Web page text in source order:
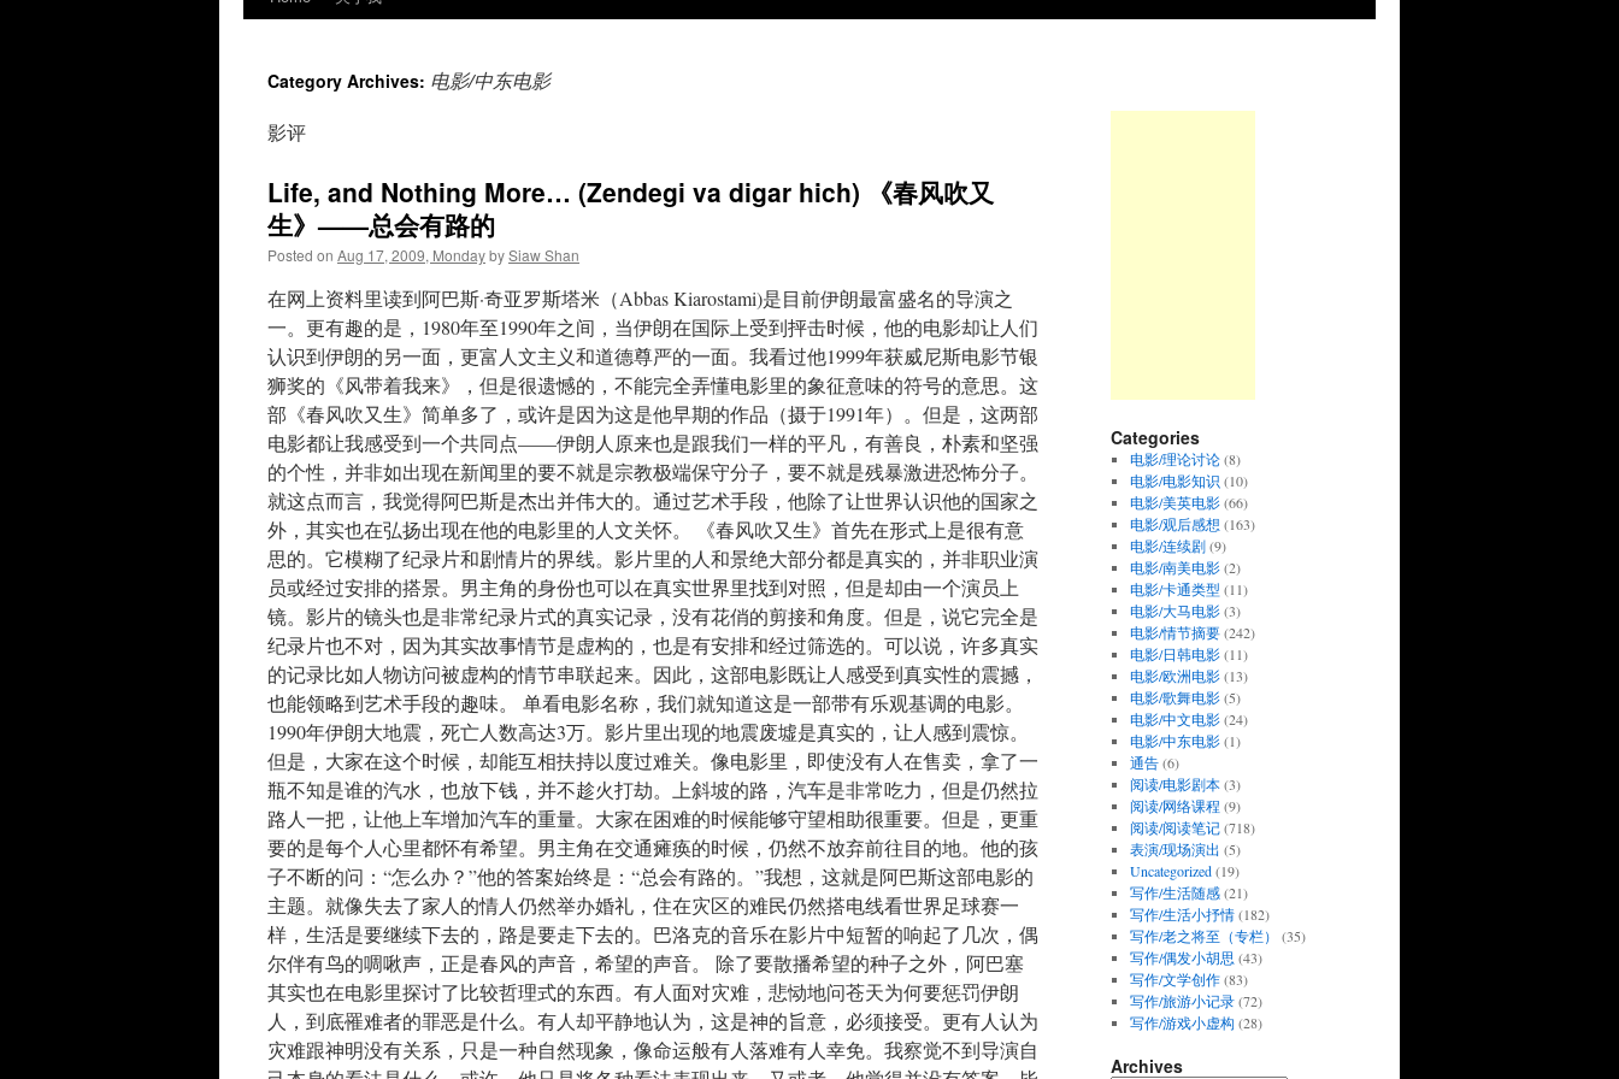
Category Archives: 电影/中东电影
影评
Life, and Nothing More… (Zendegi va digar hich) 《春风吹又
生》——总会有路的
Posted on Aug 17, 2009, MondaybySiaw Shan
在网上资料里读到阿巴斯·奇亚罗斯塔米（Abbas Kiarostami)是目前伊朗最富盛名的导演之
一。更有趣的是，1980年至1990年之间，当伊朗在国际上受到抨击时候，他的电影却让人们
认识到伊朗的另一面，更富人文主义和道德尊严的一面。我看过他1999年获威尼斯电影节银
狮奖的《风带着我来》，但是很遗憾的，不能完全弄懂电影里的象征意味的符号的意思。这
部《春风吹又生》简单多了，或许是因为这是他早期的作品（摄于1991年）。但是，这两部
电影都让我感受到一个共同点——伊朗人原来也是跟我们一样的平凡，有善良，朴素和坚强
的个性，并非如出现在新闻里的要不就是宗教极端保守分子，要不就是残暴激进恐怖分子。
就这点而言，我觉得阿巴斯是杰出并伟大的。通过艺术手段，他除了让世界认识他的国家之
外，其实也在弘扬出现在他的电影里的人文关怀。 《春风吹又生》首先在形式上是很有意
思的。它模糊了纪录片和剧情片的界线。影片里的人和景绝大部分都是真实的，并非职业演
员或经过安排的搭景。男主角的身份也可以在真实世界里找到对照，但是却由一个演员上
镜。影片的镜头也是非常纪录片式的真实记录，没有花俏的剪接和角度。但是，说它完全是
纪录片也不对，因为其实故事情节是虚构的，也是有安排和经过筛选的。可以说，许多真实
的记录比如人物访问被虚构的情节串联起来。因此，这部电影既让人感受到真实性的震撼，
也能领略到艺术手段的趣味。 单看电影名称，我们就知道这是一部带有乐观基调的电影。
1990年伊朗大地震，死亡人数高达3万。影片里出现的地震废墟是真实的，让人感到震惊。
但是，大家在这个时候，却能互相扶持以度过难关。像电影里，即使没有人在售卖，拿了一
瓶不知是谁的汽水，也放下钱，并不趁火打劫。上斜坡的路，汽车是非常吃力，但是仍然拉
路人一把，让他上车增加汽车的重量。大家在困难的时候能够守望相助很重要。但是，更重
要的是每个人心里都怀有希望。男主角在交通瘫痪的时候，仍然不放弃前往目的地。他的孩
子不断的问：“怎么办？”他的答案始终是：“总会有路的。”我想，这就是阿巴斯这部电影的
主题。就像失去了家人的情人仍然举办婚礼，住在灾区的难民仍然搭电线看世界足球赛一
样，生活是要继续下去的，路是要走下去的。巴洛克的音乐在影片中短暂的响起了几次，偶
尔伴有鸟的啁啾声，正是春风的声音，希望的声音。 除了要散播希望的种子之外，阿巴塞
其实也在电影里探讨了比较哲理式的东西。有人面对灾难，悲恸地问苍天为何要惩罚伊朗
人，到底罹难者的罪恶是什么。有人却平静地认为，这是神的旨意，必须接受。更有人认为
灾难跟神明没有关系，只是一种自然现象，像命运般有人落难有人幸免。我察觉不到导演自
Categories
电影/理论讨论(8)
电影/电影知识 (10)
电影/美英电影(66)
电影/观后感想 (163)
电影/连续剧(9)
电影/南美电影(2)
电影/卡通类型 (11)
电影/大马电影(3)
电影/情节摘要(242)
电影/日韩电影(11)
电影/欧洲电影(13)
电影/歌舞电影(5)
电影/中文电影(24)
电影/中东电影(1)
通告(6)
阅读/电影剧本(3)
阅读/网络课程 (9)
阅读/阅读笔记(718)
表演/现场演出 (5)
Uncategorized(19)
写作/生活随感(21)
写作/生活小抒情(182)
写作/老之将至（专栏）
(35)
写作/偶发小胡思 (43)
写作/文学创作(83)
写作/旅游小记录(72)
写作/游戏小虚构 (28)
Archives